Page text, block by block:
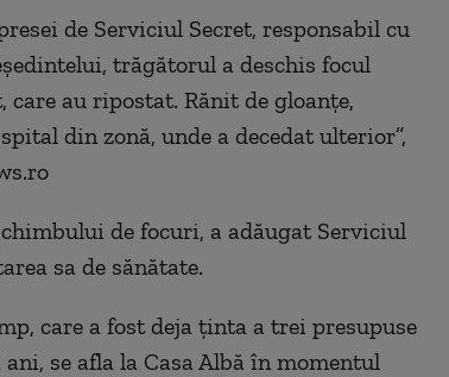
de Serviciul Secret, responsabil cu
trăgătorul a deschis focul
au ripostat. Rănit de gloanţe,
din zonă, unde a decedat ulterior”,
de focuri, a adăugat Serviciul
sa de sănătate.
care a fost deja ţinta a trei presupuse
se afla la Casa Albă în momentul